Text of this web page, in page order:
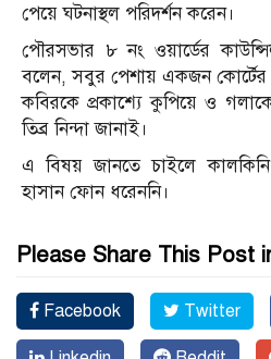
পেয়ে ঘটনাস্থল পরিদর্শন করেন।
পৌরসভার ৮ নং ওয়ার্ডের
বলেন, সবুর পেশায় একজন
কবিরকে প্রকাশ্যে কুপিয়ে ও
তিব্র নিন্দা জানাই।
এ বিষয় জানতে চাইলে
হাসান ফোন ধরেননি।
Please Share This Post
Facebook Twitter